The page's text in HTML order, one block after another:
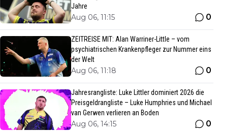
Jahre
Aug 06, 11:15 0
ZEITREISE MIT: Alan Warriner-Little – vom
psychiatrischen Krankenpfleger zur Nummer eins
der Welt
Aug 06, 11:18 0
Jahresrangliste: Luke Littler dominiert 2026 die
Preisgeldrangliste – Luke Humphries und Michael
van Gerwen verlieren an Boden
Aug 06, 14:15 0